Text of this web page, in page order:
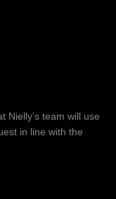
Nielly’s team will use
in line with the